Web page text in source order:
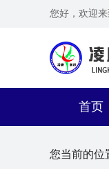
您好，欢迎
首页
您当前的位